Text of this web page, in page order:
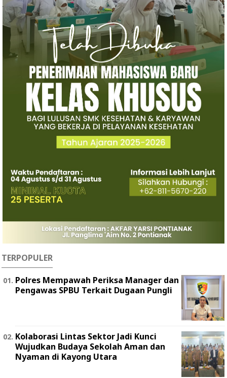
TERPOPULER
Polres Mempawah Periksa Manager dan
Pengawas SPBU Terkait Dugaan Pungli
Kolaborasi Lintas Sektor Jadi Kunci
Wujudkan Budaya Sekolah Aman dan
Nyaman di Kayong Utara